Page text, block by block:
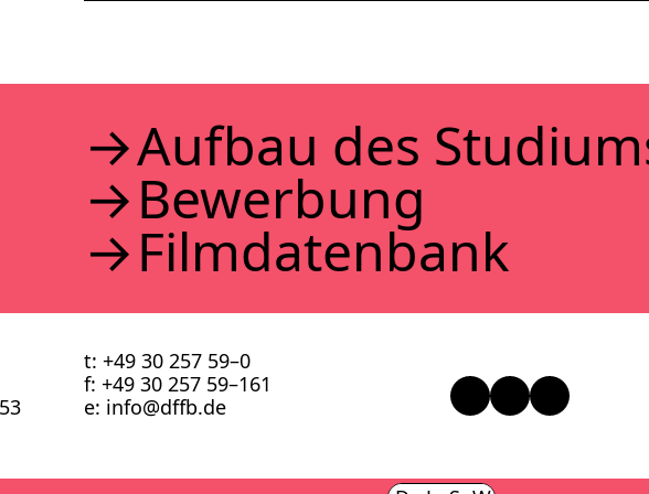
Auf­bau des
Bewer­bung
Film­da­ten­bank
t: +49 30 257 59–0
f: +49 30 257 59–161
e: info@​dffb.​de